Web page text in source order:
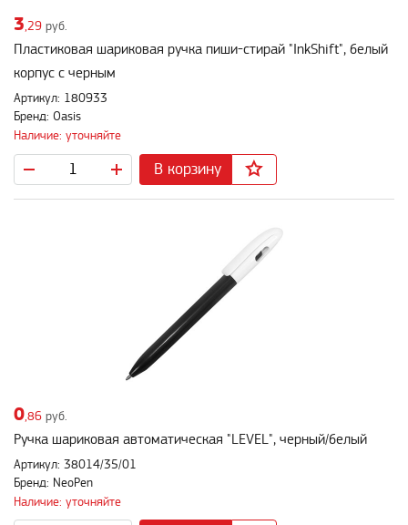
3,29 руб.
Пластиковая шариковая ручка пиши-стирай "InkShift", белый
корпус с черным
Артикул: 180933
Бренд: Oasis
Наличие: уточняйте
В корзину
0 ,86 руб.
Ручка шариковая автоматическая "LEVEL", черный/белый
Артикул: 38014/35/01
Бренд: NeoPen
Наличие: уточняйте